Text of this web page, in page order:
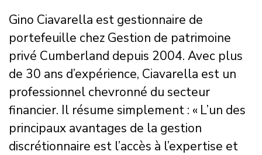
Gino Ciavarella est gestionnaire de
portefeuille chez Gestion de patrimoine
privé Cumberland depuis 2004. Avec plus
de 30 ans d’expérience, Ciavarella est un
professionnel chevronné du secteur
financier. Il résume simplement : « L’un des
principaux avantages de la gestion
discrétionnaire est l’accès à l’expertise et